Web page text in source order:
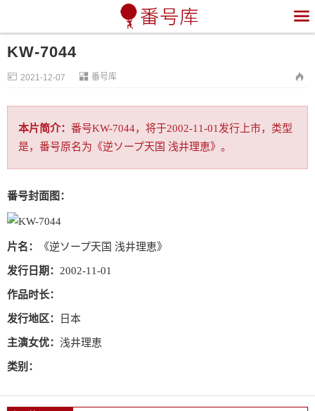

KW-7044
 2021-12-07  番号库 
本片简介： 番号KW-7044，将于2002-11-01发行上市，类型
是，番号原名为《逆ソープ天国 浅井理恵》。
番号封面图：
片名： 《逆ソープ天国 浅井理恵》
发行日期： 2002-11-01
作品时长：
发行地区： 日本
主演女优： 浅井理恵
类别：